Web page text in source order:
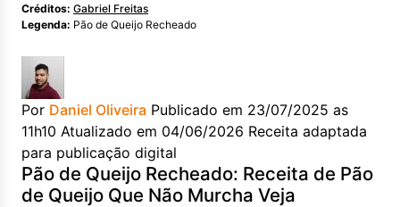
Créditos: Gabriel Freitas
Legenda: Pão de Queijo Recheado
Por Daniel Oliveira Publicado em 23/07/2025 as
11h10 Atualizado em 04/06/2026 Receita adaptada
para publicação digital
Pão de Queijo Recheado: Receita de Pão
de Queijo Que Não Murcha Veja